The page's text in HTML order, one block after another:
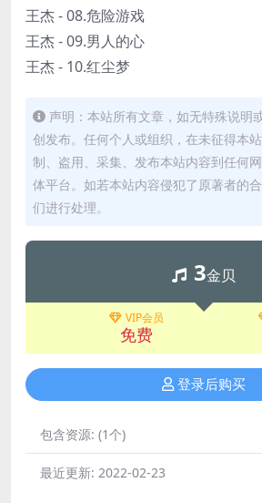
王杰 - 08.危险游戏
王杰 - 09.男人的心
王杰 - 10.红尘梦
声明：本站所有文章，如无特殊说明
创发布。任何个人或组织，在未征得本
制、盗用、采集、发布本站内容到任何
体平台。如若本站内容侵犯了原著者的
们进行处理。
3金贝
VIP会员
免费
登录后购买
包含资源: (1个)
最近更新: 2022-02-23